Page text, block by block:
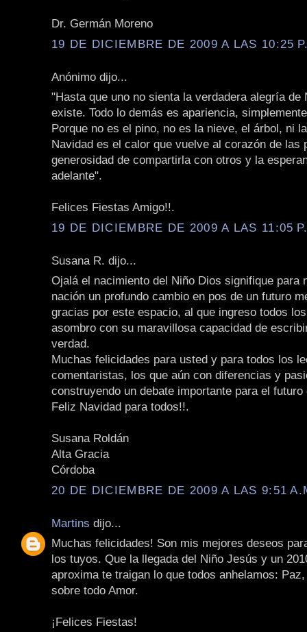
Dr. Germán Moreno
19 DE DICIEMBRE DE 2009 A LAS 10:25
Anónimo dijo...
"Hasta que uno no sienta la verdadera alegría de
existe. Todo lo demás es apariencia,
Porque no es el pino, no es la nieve, el árbol, ni
Navidad es el calor que vuelve al corazón de las
generosidad de compartirla con otros y la
adelante".
Felices Fiestas Amigo!!.
19 DE DICIEMBRE DE 2009 A LAS 11:05
Susana R. dijo...
Ojalá el nacimiento del Niño Dios signifique para
nación un profundo cambio en pos de un futuro
gracias por este espacio, al que ingreso todos
asombro con su maravillosa capacidad de
verdad.
Muchas felicidades para usted y para todos los
comentaristas, los que aún con diferencias y
construyendo un debate importante para el
Feliz Navidad para todos!!.
Susana Roldán
Alta Gracia
Córdoba
20 DE DICIEMBRE DE 2009 A LAS 9:51
Martins dijo...
Muchas felicidades! Son mis mejores deseos
los tuyos. Que la llegada del Niño Jesús y un
aproxima te traigan lo que todos anhelamos:
sobre todo Amor.
¡Felices Fiestas!